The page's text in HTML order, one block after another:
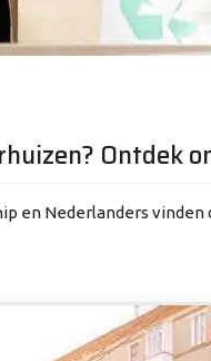
Ontdek
en Nederlanders